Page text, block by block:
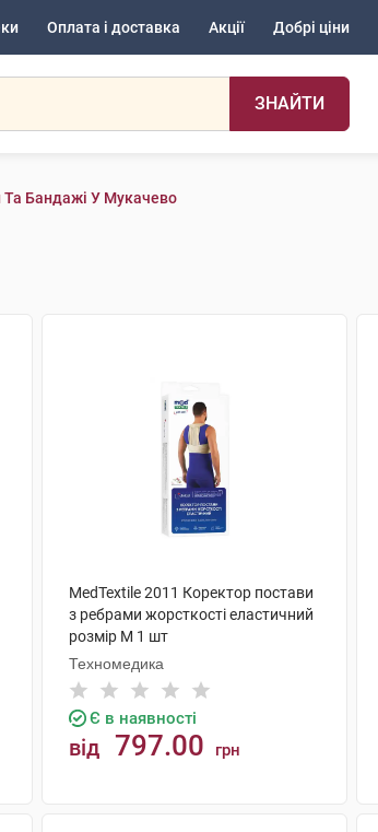
Оплата і доставка Акції Добрі ціни
ЗНАЙТИ
Та Бандажі У Мукачево
MedTextile 2011 Коректор постави
з ребрами жорсткості еластичний
розмір М 1 шт
Техномедика
Є в наявності
від 797.00 грн